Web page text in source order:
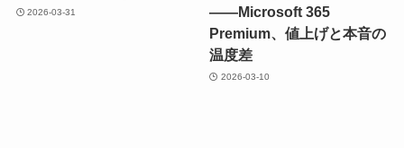
2026-03-31
――Microsoft 365
Premium、値上げと本音の
温度差
2026-03-10